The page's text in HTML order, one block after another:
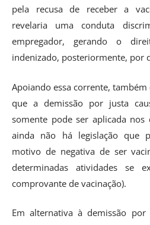
pela recusa de receber a
revelaria uma conduta
empregador, gerando o
indenizado, posteriormente, por
Apoiando essa corrente,
que a demissão por justa
somente pode ser aplicada nos
ainda não há legislação que
motivo de negativa de ser
determinadas atividades se
comprovante de vacinação).
Em alternativa à demissão